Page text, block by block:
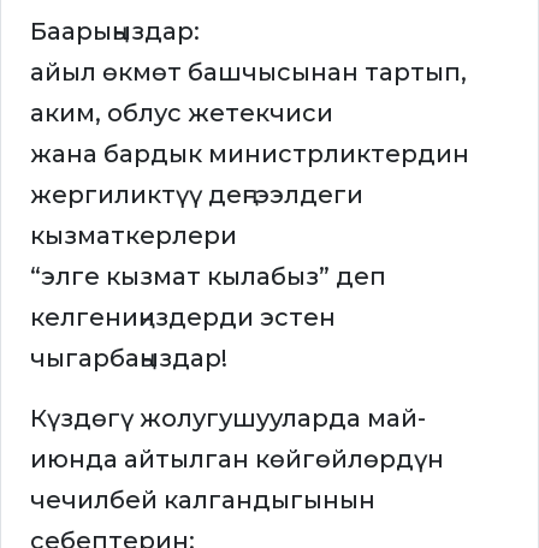
Баарыңыздар:
айыл өкмөт башчысынан тартып,
аким, облус жетекчиси
жана бардык министрликтердин
жергиликтүү деңгээлдеги
кызматкерлери
“элге кызмат кылабыз” деп
келгениңиздерди эстен
чыгарбаңыздар!
Күздөгү жолугушууларда май-
июнда айтылган көйгөйлөрдүн
чечилбей калгандыгынын
себептерин: